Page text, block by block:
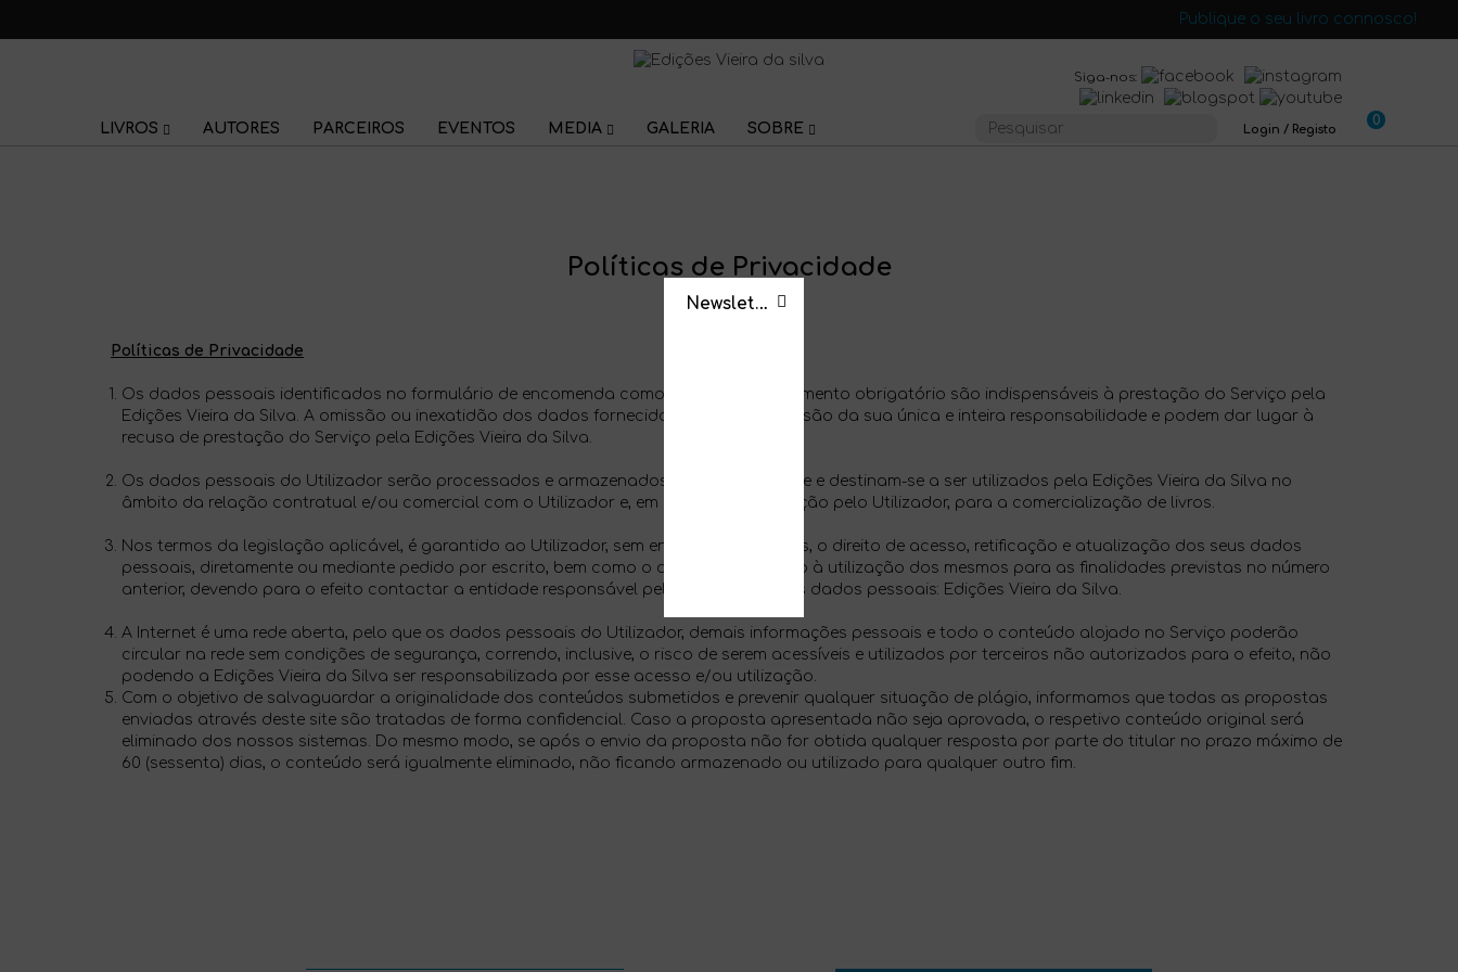
Publique o seu livro connosco!
Siga-nos:
LIVROS AUTORES PARCEIROS EVENTOS MEDIA GALERIA SOBRE Login / Registo
0
Políticas de Privacidade
Políticas de Privacidade
Os dados pessoais identificados no formulário de encomenda como sendo de fornecimento obrigatório são indispensáveis à prestação do Serviço pela
Edições Vieira da Silva. A omissão ou inexatidão dos dados fornecidos pelo Utilizador são da sua única e inteira responsabilidade e podem dar lugar à
recusa de prestação do Serviço pela Edições Vieira da Silva.
Os dados pessoais do Utilizador serão processados e armazenados informaticamente e destinam-se a ser utilizados pela Edições Vieira da Silva no
âmbito da relação contratual e/ou comercial com o Utilizador e, em caso de autorização pelo Utilizador, para a comercialização de livros.
Nos termos da legislação aplicável, é garantido ao Utilizador, sem encargos adicionais, o direito de acesso, retificação e atualização dos seus dados
pessoais, diretamente ou mediante pedido por escrito, bem como o direito de oposição à utilização dos mesmos para as finalidades previstas no número
anterior, devendo para o efeito contactar a entidade responsável pelo tratamento dos dados pessoais: Edições Vieira da Silva.
A Internet é uma rede aberta, pelo que os dados pessoais do Utilizador, demais informações pessoais e todo o conteúdo alojado no Serviço poderão
circular na rede sem condições de segurança, correndo, inclusive, o risco de serem acessíveis e utilizados por terceiros não autorizados para o efeito, não
podendo a Edições Vieira da Silva ser responsabilizada por esse acesso e/ou utilização.
Com o objetivo de salvaguardar a originalidade dos conteúdos submetidos e prevenir qualquer situação de plágio, informamos que todas as propostas
enviadas através deste site são tratadas de forma confidencial. Caso a proposta apresentada não seja aprovada, o respetivo conteúdo original será
eliminado dos nossos sistemas. Do mesmo modo, se após o envio da proposta não for obtida qualquer resposta por parte do titular no prazo máximo de
60 (sessenta) dias, o conteúdo será igualmente eliminado, não ficando armazenado ou utilizado para qualquer outro fim.
Newsletter